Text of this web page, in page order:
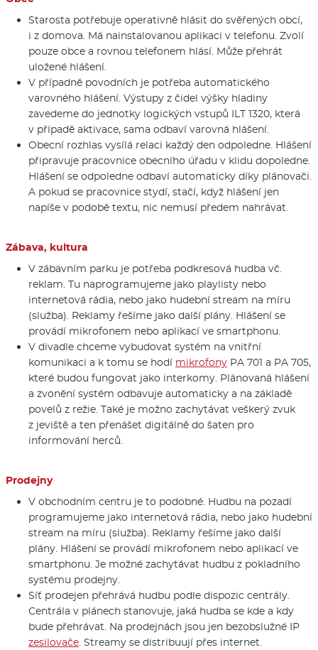
Starosta potřebuje operativně hlásit do svěřených obcí,
i z domova. Má nainstalovanou aplikaci v telefonu. Zvolí
pouze obce a rovnou telefonem hlásí. Může přehrát
uložené hlášení.
V případně povodních je potřeba automatického
varovného hlášení. Výstupy z čidel výšky hladiny
zavedeme do jednotky logických vstupů ILT 1320, která
v případě aktivace, sama odbaví varovná hlášení.
Obecní rozhlas vysílá relaci každý den odpoledne. Hlášení
připravuje pracovnice obecního úřadu v klidu dopoledne.
Hlášení se odpoledne odbaví automaticky díky plánovači.
A pokud se pracovnice stydí, stačí, když hlášení jen
napíše v podobě textu, nic nemusí předem nahrávat.
Zábava, kultura
V zábavním parku je potřeba podkresová hudba vč.
reklam. Tu naprogramujeme jako playlisty nebo
internetová rádia, nebo jako hudební stream na míru
(služba). Reklamy řešíme jako další plány. Hlášení se
provádí mikrofonem nebo aplikací ve smartphonu.
V divadle chceme vybudovat systém na vnitřní
komunikaci a k tomu se hodí mikrofony PA 701 a PA 705,
které budou fungovat jako interkomy. Plánovaná hlášení
a zvonění systém odbavuje automaticky a na základě
povelů z režie. Také je možno zachytávat veškerý zvuk
z jeviště a ten přenášet digitálně do šaten pro
informování herců.
Prodejny
V obchodním centru je to podobné. Hudbu na pozadí
programujeme jako internetová rádia, nebo jako hudební
stream na míru (služba). Reklamy řešíme jako další
plány. Hlášení se provádí mikrofonem nebo aplikací ve
smartphonu. Je možné zachytávat hudbu z pokladního
systému prodejny.
Síť prodejen přehrává hudbu podle dispozic centrály.
Centrála v plánech stanovuje, jaká hudba se kde a kdy
bude přehrávat. Na prodejnách jsou jen bezobslužné IP
zesilovače. Streamy se distribuují přes internet.